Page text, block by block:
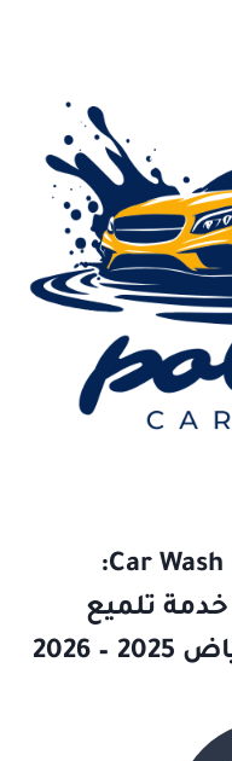
مغسلة سيارات Car Wash Polish:
تلميع
2026